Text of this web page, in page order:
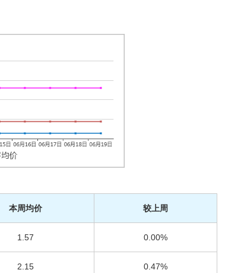
本周均价 较上周
1.57 0.00%
2.15 0.47%